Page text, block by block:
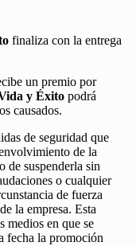
finaliza con la entrega
un premio por
y Éxito podrá
causados.
de seguridad que
de la
de suspenderla sin
o cualquier
de fuerza
la empresa. Esta
medios en que se
fecha la promoción